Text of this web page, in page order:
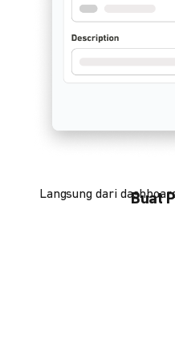
Buat
Langsung dari